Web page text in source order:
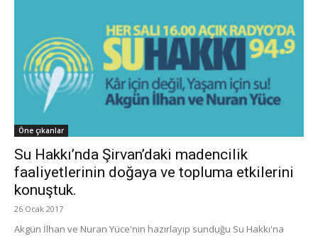
Öne çıkanlar
Su Hakkı’nda Şirvan’daki madencilik
faaliyetlerinin doğaya ve topluma etkilerini
konuştuk.
26 Ocak 2017
Akgün İlhan ve Nuran Yüce'nin hazırlayıp sunduğu Su Hakkı'na